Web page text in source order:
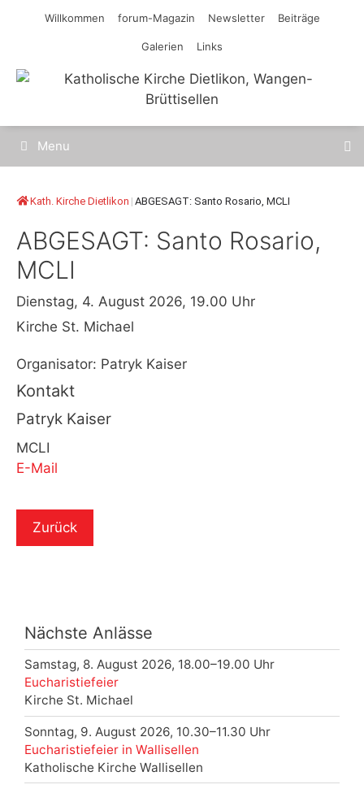
Willkommen forum-Magazin Newsletter Beiträge
Galerien Links
Menu
Kath. Kirche Dietlikon | ABGESAGT: Santo Rosario, MCLI
ABGESAGT: Santo Rosario,
MCLI
Dienstag, 4. August 2026, 19.00 Uhr
Kirche St. Michael
Organisator: Patryk Kaiser
Kontakt
Patryk Kaiser
MCLI
E-Mail
Zurück
Nächste Anlässe
Samstag, 8. August 2026, 18.00–19.00 Uhr
Eucharistiefeier
Kirche St. Michael
Sonntag, 9. August 2026, 10.30–11.30 Uhr
Eucharistiefeier in Wallisellen
Katholische Kirche Wallisellen